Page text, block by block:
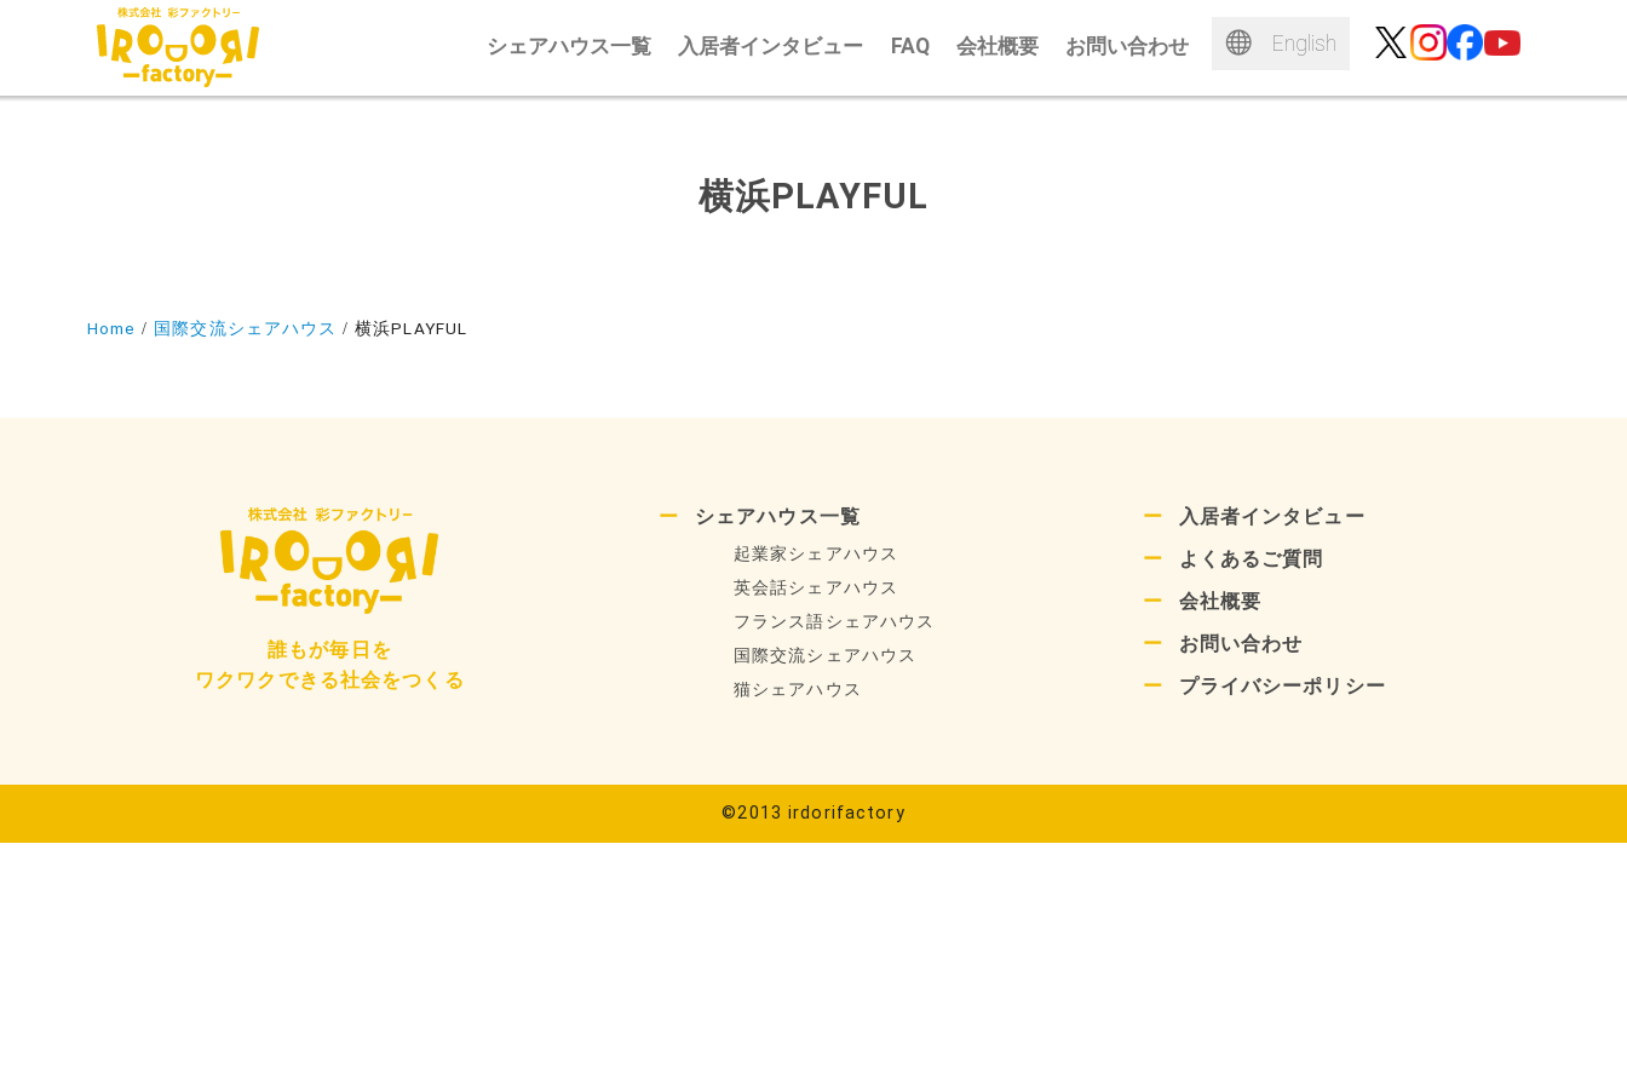
シェアハウス一覧 入居者インタビュー FAQ 会社概要 お問い合わせ English
横浜PLAYFUL
Home 国際交流シェアハウス 横浜PLAYFUL
誰もが毎日を
ワクワクできる社会をつくる
シェアハウス一覧
起業家シェアハウス
英会話シェアハウス
フランス語シェアハウス
国際交流シェアハウス
猫シェアハウス
入居者インタビュー
よくあるご質問
会社概要
お問い合わせ
プライバシーポリシー
©2013 irdorifactory